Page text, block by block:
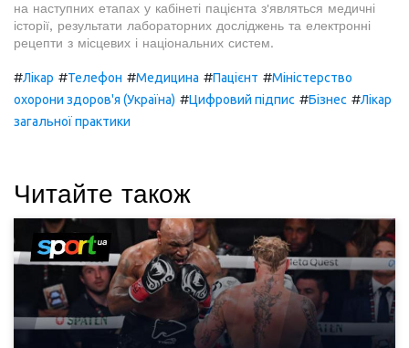
на наступних етапах у кабінеті пацієнта з'являться медичні
історії, результати лабораторних досліджень та електронні
рецепти з місцевих і національних систем.
#Лікар #Телефон #Медицина #Пацієнт #Міністерство
охорони здоров'я (Україна) #Цифровий підпис #Бізнес #Лікар
загальної практики
Читайте також